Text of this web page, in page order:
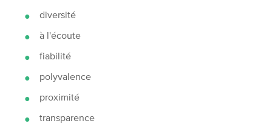
diversité
à l'écoute
fiabilité
polyvalence
proximité
transparence